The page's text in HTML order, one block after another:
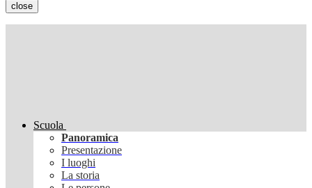
close
Scuola
Panoramica
Presentazione
I luoghi
La storia